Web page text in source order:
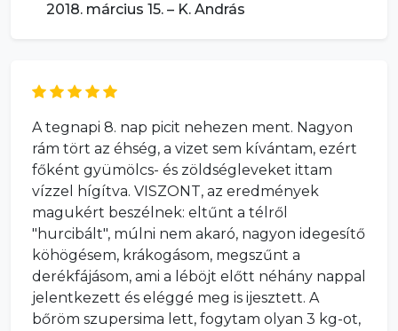
2018. március 15. – K. András
A tegnapi 8. nap picit nehezen ment. Nagyon
rám tört az éhség, a vizet sem kívántam, ezért
főként gyümölcs- és zöldségleveket ittam
vízzel hígítva. VISZONT, az eredmények
magukért beszélnek: eltűnt a télről
"hurcibált", múlni nem akaró, nagyon idegesítő
köhögésem, krákogásom, megszűnt a
derékfájásom, ami a léböjt előtt néhány nappal
jelentkezett és eléggé meg is ijesztett. A
bőröm szupersima lett, fogytam olyan 3 kg-ot,